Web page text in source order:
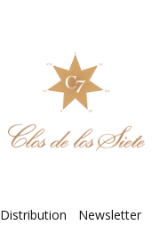
Distribution Newsletter